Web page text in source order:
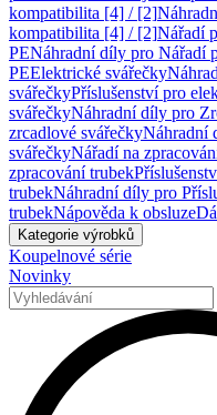
kompatibilita [4] / [2]
kompatibilita [4] / [2]Nářadí
PENáhradní díly pro Nářadí
PEElektrické svářečky
svářečkyPříslušenství pro
svářečkyNáhradní díly pro
zrcadlové svářečkyNáhradní
svářečkyNářadí na
zpracování trubek
trubekNáhradní díly pro
trubekNápověda k obsluze
Kategorie výrobků
Koupelnové série
Novinky